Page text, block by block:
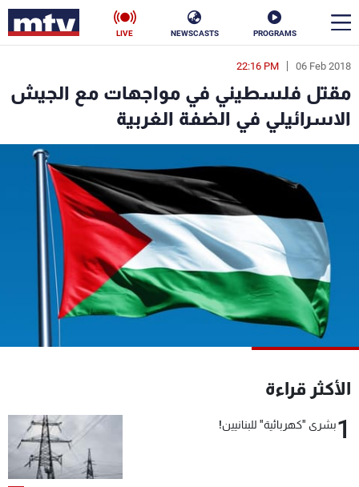
PROGRAMS
NEWSCASTS
LIVE
06 Feb 2018
22:16 PM
مقتل فلسطيني في مواجهات مع الجيش
الاسرائيلي في الضفة الغربية
الأكثر قراءة
1بشرى "كهربائية" للبنانيين!
en
الأخبار
سياسة ناس
فن
منوعات رياضة
كأس العالم
البرامج
جدول البرامج
شاهد البرامج
الترددات